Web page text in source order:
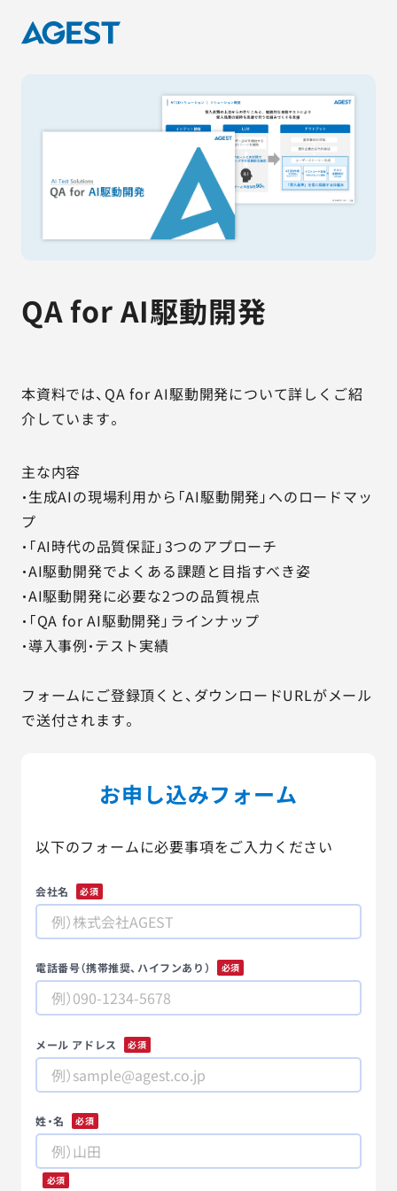
QA for AI駆動開発
本資料では、QA for AI駆動開発について詳しくご紹
介しています。
主な内容
・生成AIの現場利用から「AI駆動開発」へのロードマッ
プ
・「AI時代の品質保証」3つのアプローチ
・AI駆動開発でよくある課題と目指すべき姿
・AI駆動開発に必要な2つの品質視点
・「QA for AI駆動開発」ラインナップ
・導入事例・テスト実績
フォームにご登録頂くと、ダウンロードURLがメール
で送付されます。
お申し込みフォーム
以下のフォームに必要事項をご入力ください
会社名
電話番号（携帯推奨、ハイフンあり）
メール アドレス
姓・名